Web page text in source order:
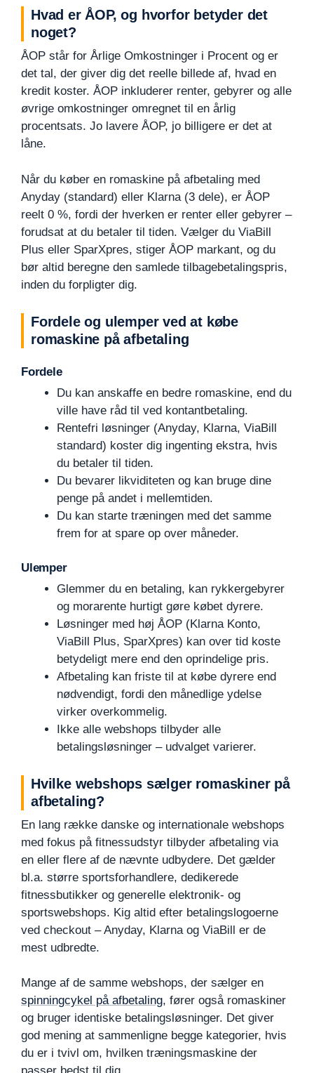
Hvad er ÅOP, og hvorfor betyder det
noget?
ÅOP står for Årlige Omkostninger i Procent og er
det tal, der giver dig det reelle billede af, hvad en
kredit koster. ÅOP inkluderer renter, gebyrer og alle
øvrige omkostninger omregnet til en årlig
procentsats. Jo lavere ÅOP, jo billigere er det at
låne.
Når du køber en romaskine på afbetaling med
Anyday (standard) eller Klarna (3 dele), er ÅOP
reelt 0 %, fordi der hverken er renter eller gebyrer –
forudsat at du betaler til tiden. Vælger du ViaBill
Plus eller SparXpres, stiger ÅOP markant, og du
bør altid beregne den samlede tilbagebetalingspris,
inden du forpligter dig.
Fordele og ulemper ved at købe
romaskine på afbetaling
Fordele
Du kan anskaffe en bedre romaskine, end du
ville have råd til ved kontantbetaling.
Rentefri løsninger (Anyday, Klarna, ViaBill
standard) koster dig ingenting ekstra, hvis
du betaler til tiden.
Du bevarer likviditeten og kan bruge dine
penge på andet i mellemtiden.
Du kan starte træningen med det samme
frem for at spare op over måneder.
Ulemper
Glemmer du en betaling, kan rykkergebyrer
og morarente hurtigt gøre købet dyrere.
Løsninger med høj ÅOP (Klarna Konto,
ViaBill Plus, SparXpres) kan over tid koste
betydeligt mere end den oprindelige pris.
Afbetaling kan friste til at købe dyrere end
nødvendigt, fordi den månedlige ydelse
virker overkommelig.
Ikke alle webshops tilbyder alle
betalingsløsninger – udvalget varierer.
Hvilke webshops sælger romaskiner på
afbetaling?
En lang række danske og internationale webshops
med fokus på fitnessudstyr tilbyder afbetaling via
en eller flere af de nævnte udbydere. Det gælder
bl.a. større sportsforhandlere, dedikerede
fitnessbutikker og generelle elektronik- og
sportswebshops. Kig altid efter betalingslogoerne
ved checkout – Anyday, Klarna og ViaBill er de
mest udbredte.
Mange af de samme webshops, der sælger en
spinningcykel på afbetaling, fører også romaskiner
og bruger identiske betalingsløsninger. Det giver
god mening at sammenligne begge kategorier, hvis
du er i tvivl om, hvilken træningsmaskine der